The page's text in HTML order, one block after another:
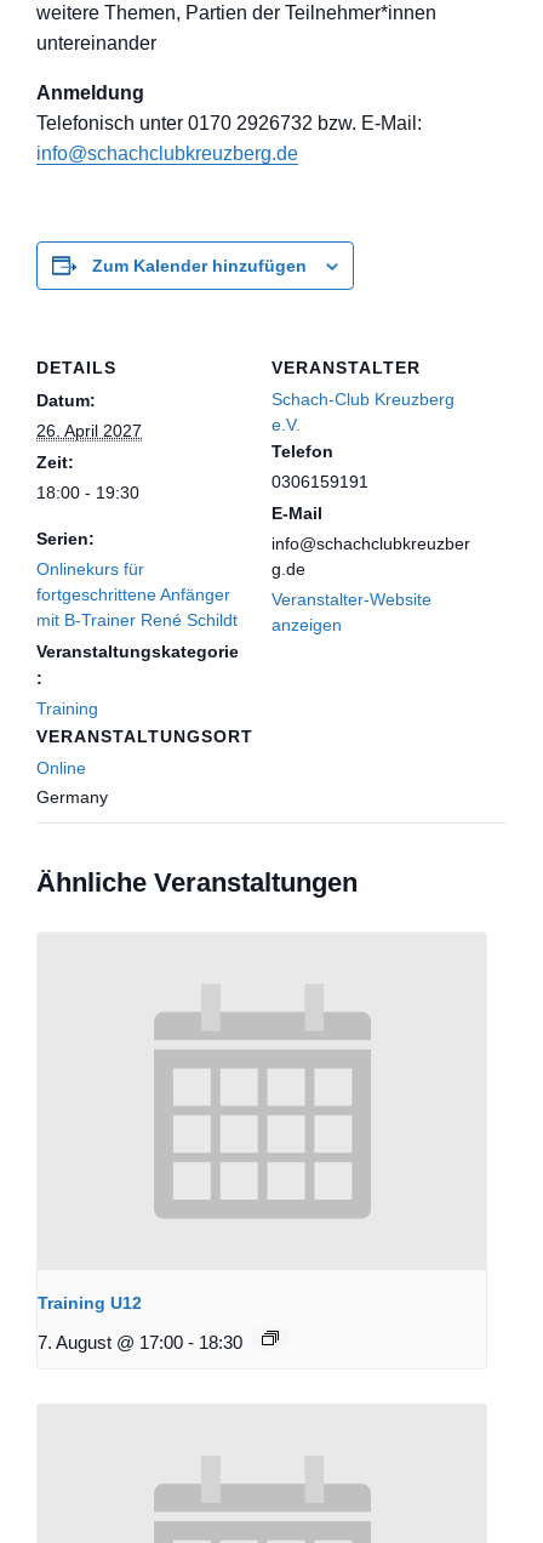
weitere Themen, Partien der Teilnehmer*innen
untereinander
Anmeldung
Telefonisch unter 0170 2926732 bzw. E-Mail:
info@schachclubkreuzberg.de
Zum Kalender hinzufügen
DETAILS
Datum:
26. April 2027
Zeit:
18:00 - 19:30
Serien:
Onlinekurs für
fortgeschrittene Anfänger
mit B-Trainer René Schildt
Veranstaltungskategorie
:
Training
VERANSTALTUNGSORT
Online
Germany
VERANSTALTER
Schach-Club Kreuzberg
e.V.
Telefon
0306159191
E-Mail
info@schachclubkreuzber
g.de
Veranstalter-Website
anzeigen
Ähnliche Veranstaltungen
Training U12
7. August @ 17:00 - 18:30